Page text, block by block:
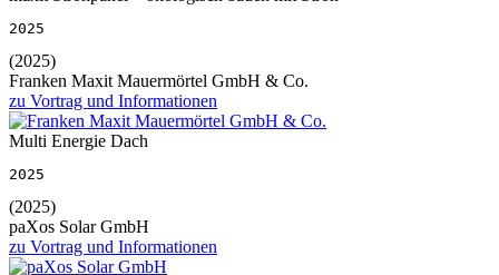
2025
(2025)
Franken Maxit Mauermörtel GmbH & Co.
zu Vortrag und Informationen
Multi Energie Dach
2025
(2025)
paXos Solar GmbH
zu Vortrag und Informationen